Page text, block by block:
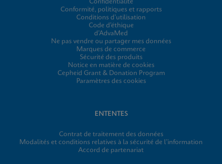
Confidentialité
Conformité, politiques et rapports
Conditions d’utilisation
Code d’éthique
d’AdvaMed
Ne pas vendre ou partager mes données
Marques de commerce
Sécurité des produits
Notice en matière de cookies
Cepheid Grant & Donation Program
Paramètres des cookies
ENTENTES
Contrat de traitement des données
Modalités et conditions relatives à la sécurité de l’information
Accord de partenariat